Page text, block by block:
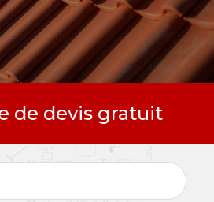
de devis gratuit